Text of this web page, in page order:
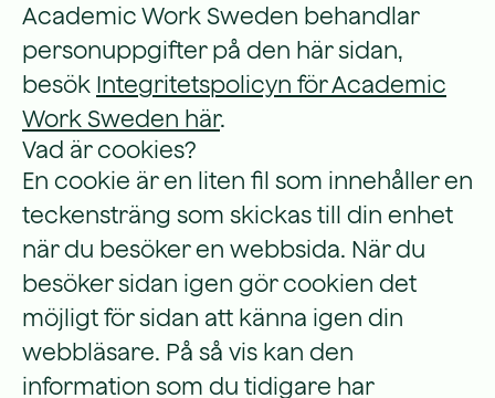
Academic Work Sweden behandlar
personuppgifter på den här sidan,
besök Integritetspolicyn för Academic
Work Sweden här.
Vad är cookies?
En cookie är en liten fil som innehåller en
teckensträng som skickas till din enhet
när du besöker en webbsida. När du
besöker sidan igen gör cookien det
möjligt för sidan att känna igen din
webbläsare. På så vis kan den
information som du tidigare har